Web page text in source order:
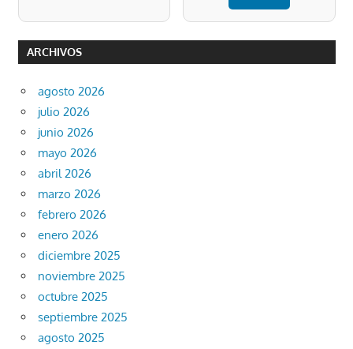
ARCHIVOS
agosto 2026
julio 2026
junio 2026
mayo 2026
abril 2026
marzo 2026
febrero 2026
enero 2026
diciembre 2025
noviembre 2025
octubre 2025
septiembre 2025
agosto 2025